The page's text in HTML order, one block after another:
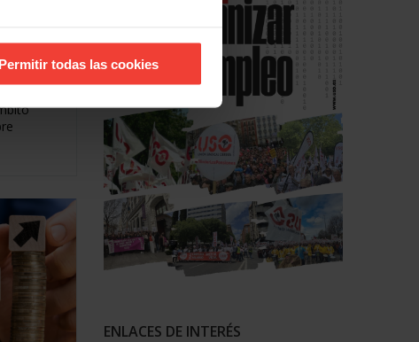
Permitir todas las cookies
año,
ENLACES DE INTERÉS